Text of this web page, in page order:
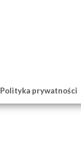
Polityka prywatności